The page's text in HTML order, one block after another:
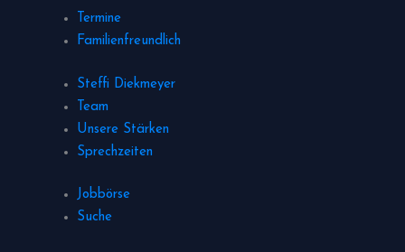
Termine
Familienfreundlich
Steffi Diekmeyer
Team
Unsere Stärken
Sprechzeiten
Jobbörse
Suche